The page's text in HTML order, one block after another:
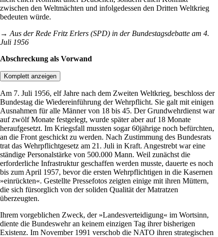
zwischen den Weltmächten und infolgedessen den Dritten Weltkrieg
bedeuten würde.
→ Aus der Rede Fritz Erlers (SPD) in der Bundestagsdebatte am 4.
Juli 1956
Abschreckung als Vorwand
Komplett anzeigen
Am 7. Juli 1956, elf Jahre nach dem Zweiten Weltkrieg, beschloss der
Bundestag die Wiedereinführung der Wehrpflicht. Sie galt mit einigen
Ausnahmen für alle Männer von 18 bis 45. Der Grundwehrdienst war
auf zwölf Monate festgelegt, wurde später aber auf 18 Monate
heraufgesetzt. Im Kriegsfall mussten sogar 60jährige noch befürchten,
an die Front geschickt zu werden. Nach Zustimmung des Bundesrats
trat das Wehrpflichtgesetz am 21. Juli in Kraft. Angestrebt war eine
ständige Personalstärke von 500.000 Mann. Weil zunächst die
erforderliche Infrastruktur geschaffen werden musste, dauerte es noch
bis zum April 1957, bevor die ersten Wehrpflichtigen in die Kasernen
»einrückten«. Gestellte Pressefotos zeigten einige mit ihren Müttern,
die sich fürsorglich von der soliden Qualität der Matratzen
überzeugten.
Ihrem vorgeblichen Zweck, der »Landesverteidigung« im Wortsinn,
diente die Bundeswehr an keinem einzigen Tag ihrer bisherigen
Existenz. Im November 1991 verschob die NATO ihren strategischen